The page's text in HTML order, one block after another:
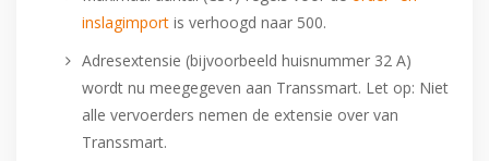
inslagimport is verhoogd naar 500.
Adresextensie (bijvoorbeeld huisnummer 32 A)
wordt nu meegegeven aan Transsmart. Let op: Niet
alle vervoerders nemen de extensie over van
Transsmart.